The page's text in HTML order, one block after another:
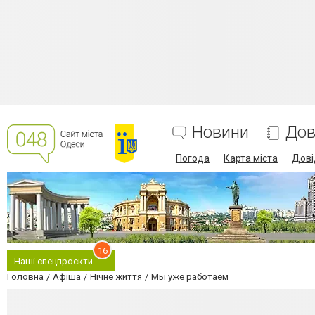
Новини
Погода Карта міста
Наші спецпроєкти
16
Головна Афіша Нічне життя Мы уже работаем